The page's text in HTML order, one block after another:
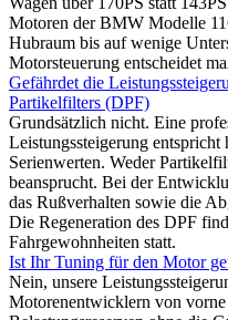
Motoren der BMW Modelle
Hubraum bis auf wenige
Motorsteuerung entscheidet
Gefährdet die
Partikelfilters (DPF)
Grundsätzlich nicht. Eine
Leistungssteigerung
Serienwerten. Weder
beansprucht. Bei der
das Rußverhalten sowie die
Die Regeneration des DPF
Fahrgewohnheiten statt.
Ist Ihr Tuning für den Motor
Nein, unsere
Motorenentwicklern von